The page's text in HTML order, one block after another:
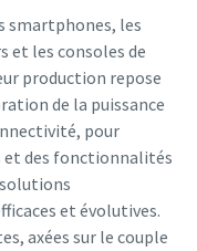
smartphones, les
et les consoles de
production repose
de la puissance
pour
et des fonctionnalités
et évolutives.
axées sur le couple